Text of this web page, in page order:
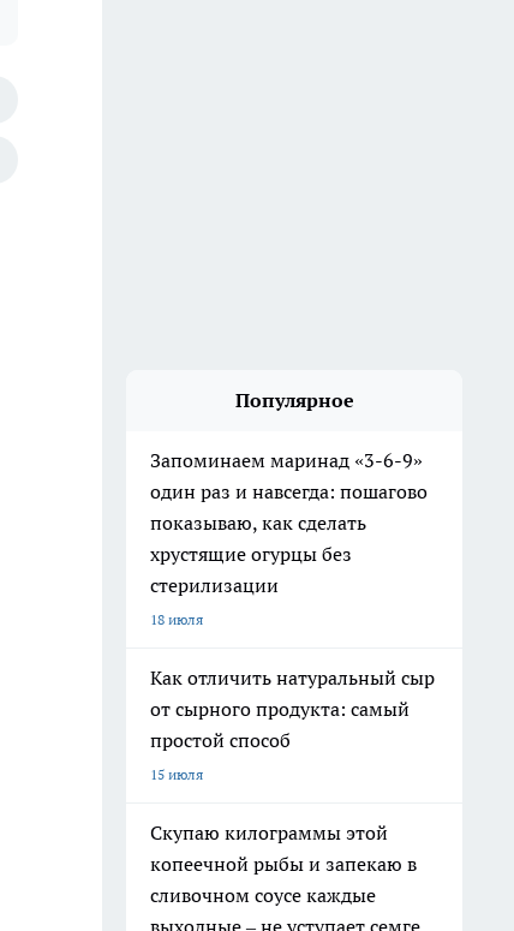
Популярное
Запоминаем маринад «3-6-9»
один раз и навсегда: пошагово
показываю, как сделать
хрустящие огурцы без
стерилизации
18 июля
Как отличить натуральный сыр
от сырного продукта: самый
простой способ
15 июля
Скупаю килограммы этой
копеечной рыбы и запекаю в
сливочном соусе каждые
выходные – не уступает семге